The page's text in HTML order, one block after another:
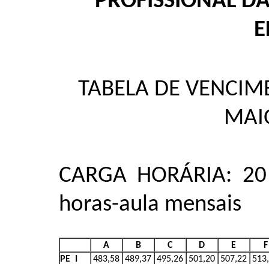
TABELA DE
CARGA HORÁRIA:
horas-aula mensais
A B C D E
F
PE I
483,58 489,37 495,26 501,20 507,22